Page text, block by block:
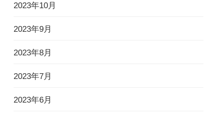
2023年10月
2023年9月
2023年8月
2023年7月
2023年6月